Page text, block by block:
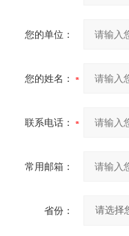
您的单位：
您的姓名：
联系电话：
常用邮箱：
省份：